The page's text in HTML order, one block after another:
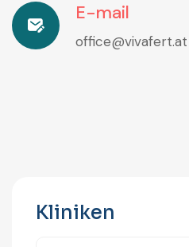
E-mail
office@vivafert.at
Kliniken